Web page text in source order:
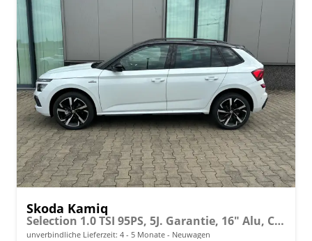
Skoda Kamiq
Selection 1.0 TSI 95PS, 5J. Garantie, 16" Alu, Climatronic, Winterpaket, Parksensoren hinten, Nebelscheinwerfer, Tempomat, M-Lederlenkrad, Radio 8" + Wireless Smartlink, LED-Scheinwerfer, Virtual Cockpit
unverbindliche Lieferzeit: 4 - 5 Monate Neuwagen